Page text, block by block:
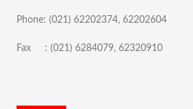
Phone: (021) 62202374, 62202604
Fax : (021) 6284079, 62320910